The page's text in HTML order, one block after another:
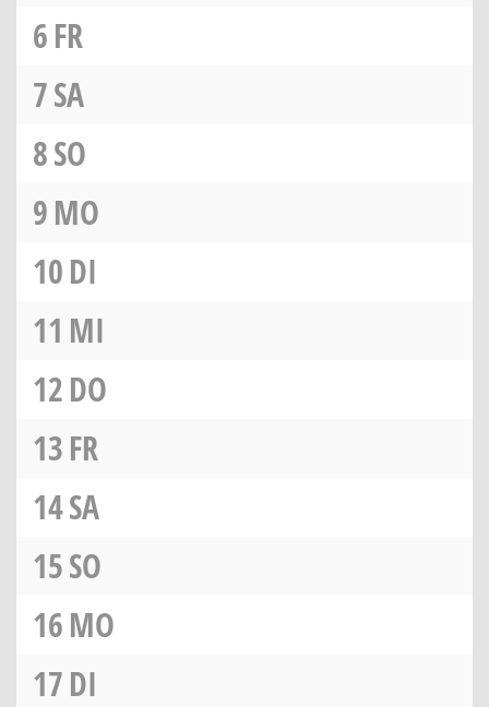
6FR
7SA
8SO
9MO
10DI
11 MI
12DO
13FR
14SA
15SO
16MO
17DI